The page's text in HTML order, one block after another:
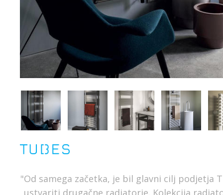
"Od samega začetka, je bil glavni cilj podjetja